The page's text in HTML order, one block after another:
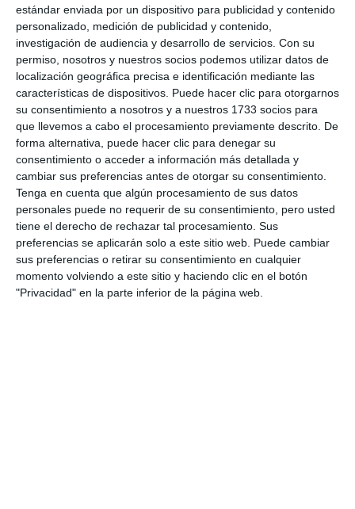
estándar enviada por un dispositivo para publicidad y contenido
personalizado, medición de publicidad y contenido,
investigación de audiencia y desarrollo de servicios. Con su
permiso, nosotros y nuestros socios podemos utilizar datos de
localización geográfica precisa e identificación mediante las
características de dispositivos. Puede hacer clic para otorgarnos
su consentimiento a nosotros y a nuestros 1733 socios para
que llevemos a cabo el procesamiento previamente descrito. De
forma alternativa, puede hacer clic para denegar su
consentimiento o acceder a información más detallada y
cambiar sus preferencias antes de otorgar su consentimiento.
Tenga en cuenta que algún procesamiento de sus datos
personales puede no requerir de su consentimiento, pero usted
tiene el derecho de rechazar tal procesamiento. Sus
preferencias se aplicarán solo a este sitio web. Puede cambiar
sus preferencias o retirar su consentimiento en cualquier
momento volviendo a este sitio y haciendo clic en el botón
"Privacidad" en la parte inferior de la página web.